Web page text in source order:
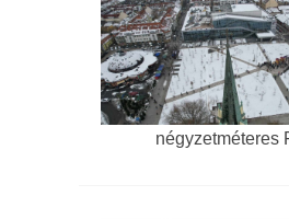
négyzetméteres